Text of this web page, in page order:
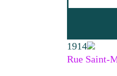
1914
Rue Saint-